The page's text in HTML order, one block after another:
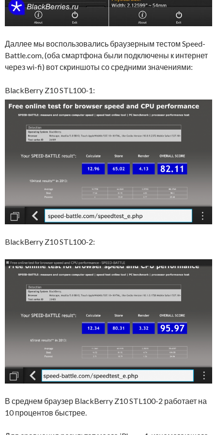
Даллее мы воспользовались браузерным тестом Speed-
Battle.com, (оба смартфона были подключены к интернет
через wi-fi) вот скриншоты со средними значениями:
BlackBerry Z10 STL100-1:
BlackBerry Z10 STL100-2:
В среднем браузер BlackBerry Z10 STL100-2 работает на
10 процентов быстрее.